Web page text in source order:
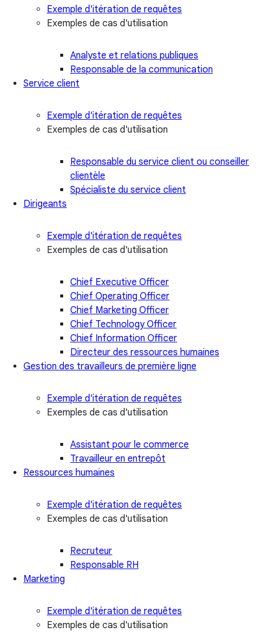
Exemple d'itération de requêtes
Exemples de cas d'utilisation
Analyste et relations publiques
Responsable de la communication
Service client
Exemple d'itération de requêtes
Exemples de cas d'utilisation
Responsable du service client ou conseiller
clientèle
Spécialiste du service client
Dirigeants
Exemple d'itération de requêtes
Exemples de cas d'utilisation
Chief Executive Officer
Chief Operating Officer
Chief Marketing Officer
Chief Technology Officer
Chief Information Officer
Directeur des ressources humaines
Gestion des travailleurs de première ligne
Exemple d'itération de requêtes
Exemples de cas d'utilisation
Assistant pour le commerce
Travailleur en entrepôt
Ressources humaines
Exemple d'itération de requêtes
Exemples de cas d'utilisation
Recruteur
Responsable RH
Marketing
Exemple d'itération de requêtes
Exemples de cas d'utilisation